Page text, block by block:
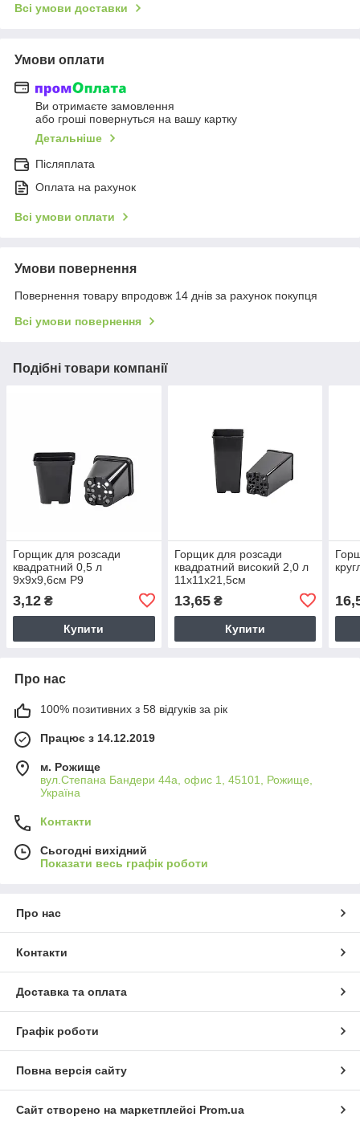
Всі умови доставки
Умови оплати
Ви отримаєте замовлення
або гроші повернуться на вашу картку
Детальніше
Післяплата
Оплата на рахунок
Всі умови оплати
Умови повернення
Повернення товару впродовж 14 днів за рахунок покупця
Всі умови повернення
Подібні товари компанії
Горщик для розсади
квадратний 0,5 л
9х9х9,6см Р9
3,12 ₴
Купити
Горщик для розсади
квадратний високий 2,0 л
11х11х21,5см
13,65₴
Купити
Про нас
100% позитивних з 58 відгуків за рік
Працює з 14.12.2019
м. Рожище
вул.Степана Бандери 44а, офис 1, 45101, Рожище,
Україна
Контакти
Сьогодні вихідний
Показати весь графік роботи
Про нас
Контакти
Доставка та оплата
Графік роботи
Повна версія сайту
Сайт створено на маркетплейсі Prom.ua